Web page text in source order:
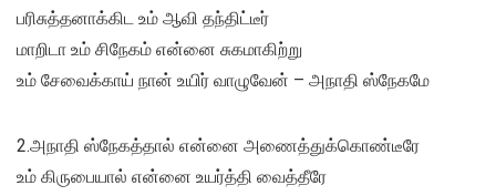
பரிசுத்தனாக்கிட உம் ஆவி தந்திட்டீர்
மாறிடா உம் சிநேகம் என்னை சுகமாகிற்று
உம் சேவைக்காய் நான் உயிர் வாழுவேன் – அநாதி ஸ்நேகமே
2.அநாதி ஸ்நேகத்தால் என்னை அணைத்துக்கொண்டீரே
உம் கிருபையால் என்னை உயர்த்தி வைத்தீரே